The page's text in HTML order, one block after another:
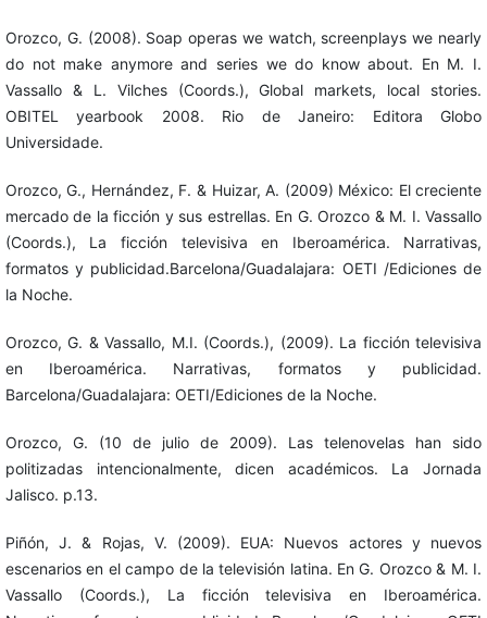
Orozco, G. (2008). Soap operas we watch, screenplays we nearly
do not make anymore and series we do know about. En M. I.
Vassallo & L. Vilches (Coords.), Global markets, local stories.
OBITEL yearbook 2008. Rio de Janeiro: Editora Globo
Universidade.
Orozco, G., Hernández, F. & Huizar, A. (2009) México: El creciente
mercado de la ficción y sus estrellas. En G. Orozco & M. I. Vassallo
(Coords.), La ficción televisiva en Iberoamérica. Narrativas,
formatos y publicidad.Barcelona/Guadalajara: OETI /Ediciones de
la Noche.
Orozco, G. & Vassallo, M.I. (Coords.), (2009). La ficción televisiva
en Iberoamérica. Narrativas, formatos y publicidad.
Barcelona/Guadalajara: OETI/Ediciones de la Noche.
Orozco, G. (10 de julio de 2009). Las telenovelas han sido
politizadas intencionalmente, dicen académicos. La Jornada
Jalisco. p.13.
Piñón, J. & Rojas, V. (2009). EUA: Nuevos actores y nuevos
escenarios en el campo de la televisión latina. En G. Orozco & M. I.
Vassallo (Coords.), La ficción televisiva en Iberoamérica.